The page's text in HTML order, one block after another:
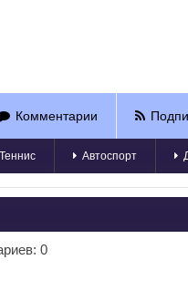
Комментарии
Теннис Автоспорт
0